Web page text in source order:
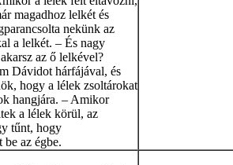
magadhoz lelkét és
nekünk az
a lelkét. – És nagy
az ő lelkével?
Dávidot hárfájával, és
hogy a lélek zsoltárokat
hangjára. – Amikor
a lélek körül, az
tűnt, hogy
az égbe.